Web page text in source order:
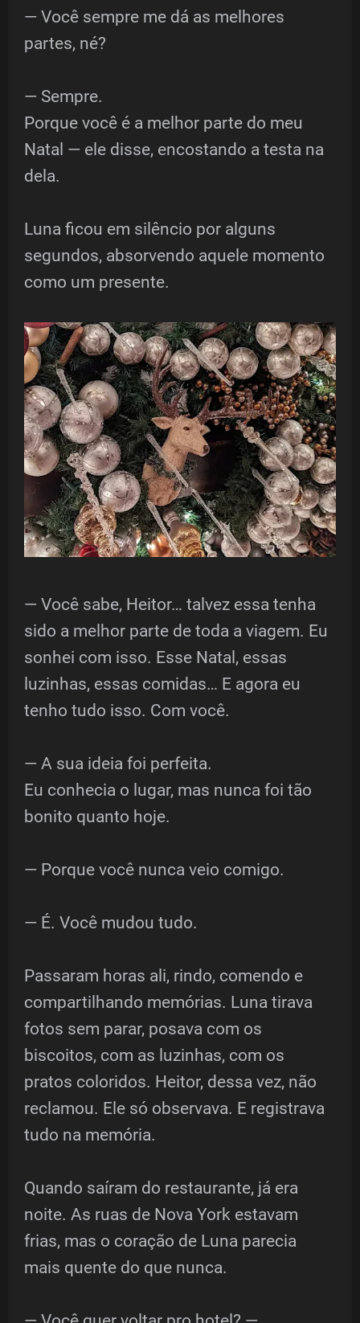
— Você sempre me dá as melhores
partes, né?
— Sempre.
Porque você é a melhor parte do meu
Natal — ele disse, encostando a testa na
dela.
Luna ficou em silêncio por alguns
segundos, absorvendo aquele momento
como um presente.
— Você sabe, Heitor… talvez essa tenha
sido a melhor parte de toda a viagem. Eu
sonhei com isso. Esse Natal, essas
luzinhas, essas comidas… E agora eu
tenho tudo isso. Com você.
— A sua ideia foi perfeita.
Eu conhecia o lugar, mas nunca foi tão
bonito quanto hoje.
— Porque você nunca veio comigo.
— É. Você mudou tudo.
Passaram horas ali, rindo, comendo e
compartilhando memórias. Luna tirava
fotos sem parar, posava com os
biscoitos, com as luzinhas, com os
pratos coloridos. Heitor, dessa vez, não
reclamou. Ele só observava. E registrava
tudo na memória.
Quando saíram do restaurante, já era
noite. As ruas de Nova York estavam
frias, mas o coração de Luna parecia
mais quente do que nunca.